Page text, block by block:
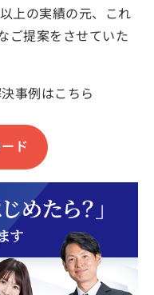
上の実績の元、これ
ご提案をさせていた
事例はこちら
ド